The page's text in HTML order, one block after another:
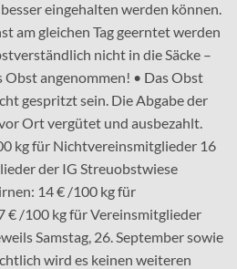
eingehalten werden können.
am gleichen Tag geerntet werden
nicht in die Säcke –
angenommen! • Das Obst
gespritzt sein. Die Abgabe der
Ort vergütet und ausbezahlt.
kg für Nichtvereinsmitglieder 16
der IG Streuobstwiese
14 € /100 kg für
€ /100 kg für Vereinsmitglieder
Samstag, 26. September sowie
wird es keinen weiteren